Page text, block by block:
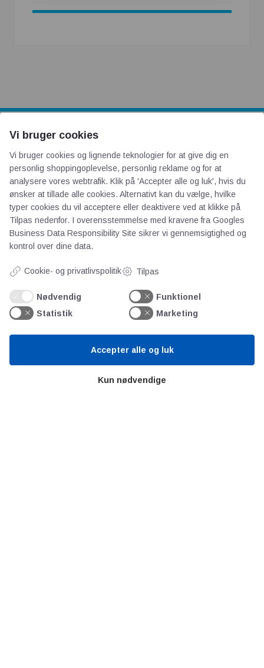
Om os
Priser
Kontakt
Persondata
Videncentre
Teknologisk Institut
Bitva
Vi bruger cookies
Vi bruger cookies og lignende teknologier for at give dig en
personlig shoppingoplevelse, personlig reklame og for at
analysere vores webtrafik. Klik på 'Accepter alle og luk', hvis du
ønsker at tillade alle cookies. Alternativt kan du vælge, hvilke
typer cookies du vil acceptere eller deaktivere ved at klikke på
Tilpas nedenfor. I overensstemmelse med kravene fra Googles
Business Data Responsibility Site sikrer vi gennemsigtighed og
kontrol over dine data.
Cookie- og privatlivspolitik Tilpas
Nødvendig
Funktionel
Statistik
Marketing
Kun nødvendige
Accepter alle og luk